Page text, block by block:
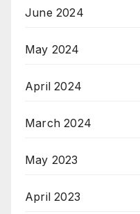
June 2024
May 2024
April 2024
March 2024
May 2023
April 2023